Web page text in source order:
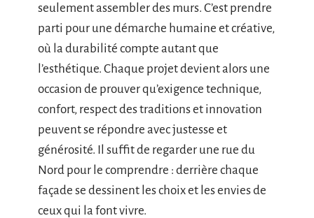
seulement assembler des murs. C’est prendre
parti pour une démarche humaine et créative,
où la durabilité compte autant que
l’esthétique. Chaque projet devient alors une
occasion de prouver qu’exigence technique,
confort, respect des traditions et innovation
peuvent se répondre avec justesse et
générosité. Il suffit de regarder une rue du
Nord pour le comprendre : derrière chaque
façade se dessinent les choix et les envies de
ceux qui la font vivre.